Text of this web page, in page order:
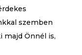
szemben
majd Önnél is,